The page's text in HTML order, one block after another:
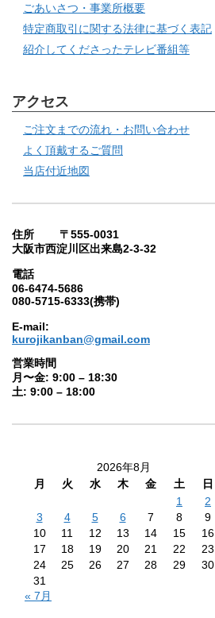
ごあいさつ・事業所概要
特定商取引に関する法律に基づく表記
紹介してくださったテレビ番組等
アクセス
ご注文までの流れ・お問い合わせ
よく頂戴するご質問
当店付近地図
住所 〒555-0031
大阪市西淀川区出来島2-3-32
電話
06-6474-5686
080-5715-6333(携帯)
E-mail:
kurojikanban@gmail.com
営業時間
月〜金: 9:00 – 18:30
土: 9:00 – 18:00
2026年8月
月
火 水 木 金 土
日
1
2
3
4 5 6 7 8
9
10
11 12 13 14 15
16
17
18 19 20 21 22
23
24
25 26 27 28 29
30
31
« 7月